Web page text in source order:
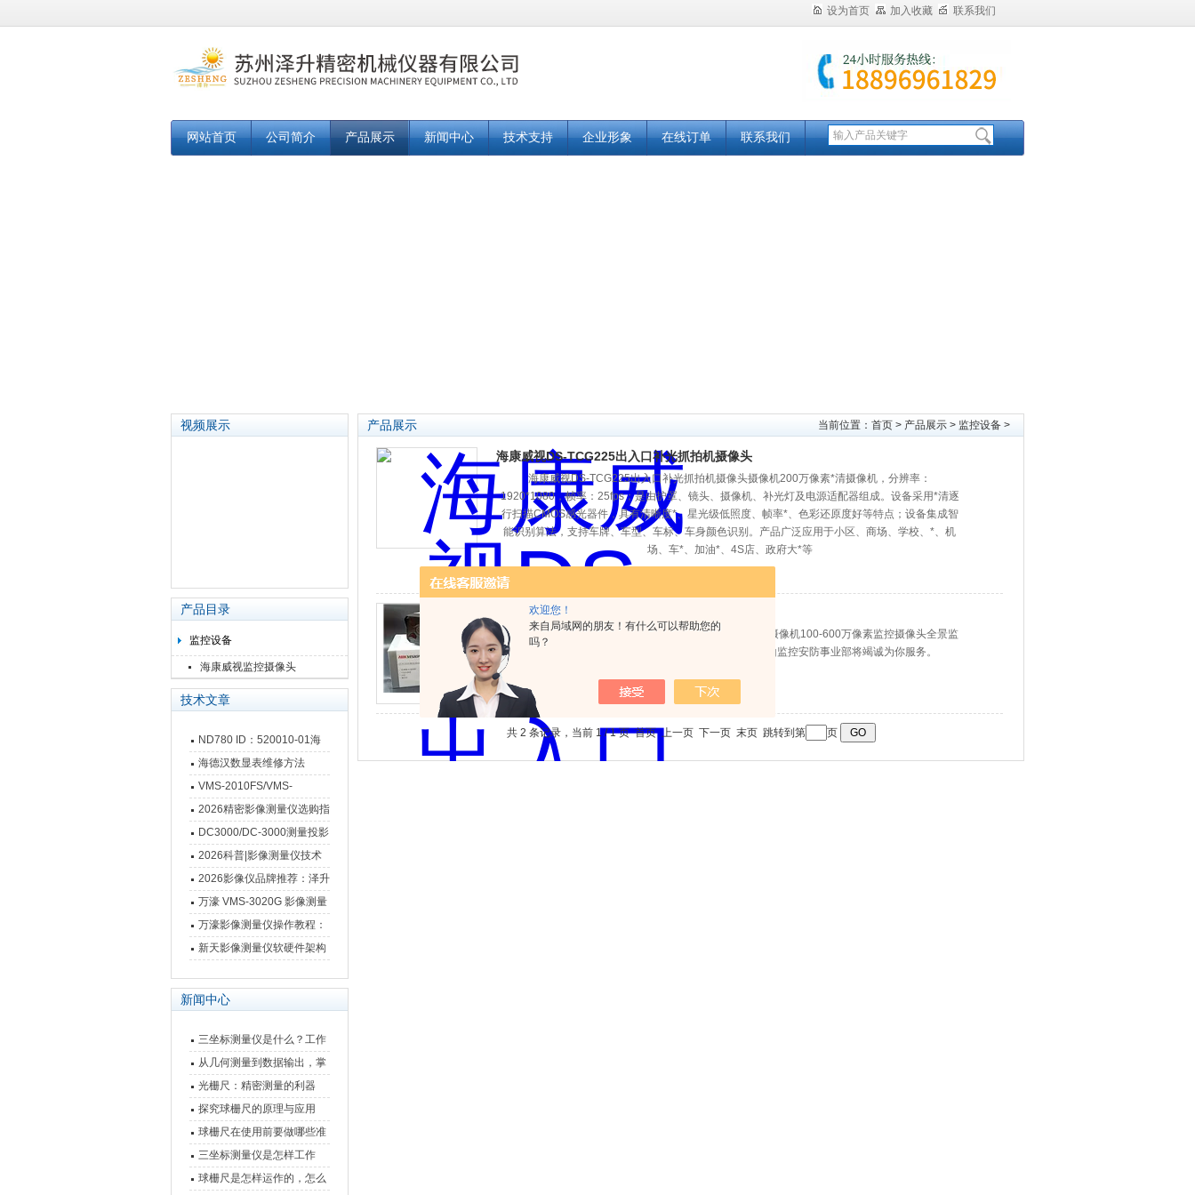
欢迎您！
来自局域网的朋友！有什么可以帮助您的
吗？
设为首页 加入收藏 联系我们
网站首页 公司简介 产品展示 新闻中心 技术支持 企业形象 在线订单 联系我们
视频展示
产品目录
监控设备
海康威视监控摄像头
技术文章
ND780 ID：520010-01海
德汉数显表故障维修内容
海德汉数显表维修方法
VMS-2010FS/VMS-
3020FS/VMS-4030FS手动
影像测量仪技术参数
2026精密影像测量仪选购指
南 靠谱品牌一站式选型推荐
DC3000/DC-3000测量投影
仪万濠数据处理器数显表故
障维修方法
2026科普|影像测量仪技术
原理、分类及选型应用
2026影像仪品牌推荐：泽升
影像测量仪选型指南
万濠 VMS-3020G 影像测量
仪技术规格与应用解析
万濠影像测量仪操作教程：
从开机到出报告，新手也能
新天影像测量仪软硬件架构
新闻中心
三坐标测量仪是什么？工作
原理、分类与核心功能一次
讲清
从几何测量到数据输出，掌
握万濠影像测量仪的六大核
心能力
光栅尺：精密测量的利器
探究球栅尺的原理与应用
球栅尺在使用前要做哪些准
备工作？
三坐标测量仪是怎样工作
的，功能有什么优势？
球栅尺是怎样运作的，怎么
产品展示 当前位置： 首页 > 产品展示 > 监控设备 >
海康威视DS-TCG225出入口补光抓拍机摄像头
海康威视DS-TCG225出入口补光抓拍机摄像头摄像机200万像素*清摄像机，分辨率：
1920*1080，帧率：25fps；是由护罩、镜头、摄像机、补光灯及电源适配器组成。设备采用*清逐
行扫描CMOS感光器件，具有清晰度*、星光级低照度、帧率*、色彩还原度好等特点；设备集成智
能识别算法，支持车牌、车型、车标、车身颜色识别。产品广泛应用于小区、商场、学校、*、机
场、车*、加油*、4S店、政府大*等
EZVIZ萤石摄像头C1C/C3/C4/C5/C6/A/S/H/P/W
EZVIZ萤石摄像头C1C/C3/C4/C5/C6/A/S/H/P/W家用监控摄像机100-600万像素监控摄像头全景监
控。防水防雨等特点，苏州泽升*密机械仪器有限*佛山监控安防事业部将竭诚为你服务。
共 2 条记录，当前 1 / 1 页 首页 上一页 下一页 末页 跳转到第 页